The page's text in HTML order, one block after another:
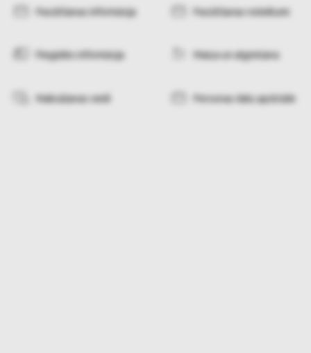
Pasūtīšanas informācija Pasūtīšanas noteikumi
Piegādes informācija Maiņa un atgriešana
Maksāšanas veidi Personas datu apstrāde